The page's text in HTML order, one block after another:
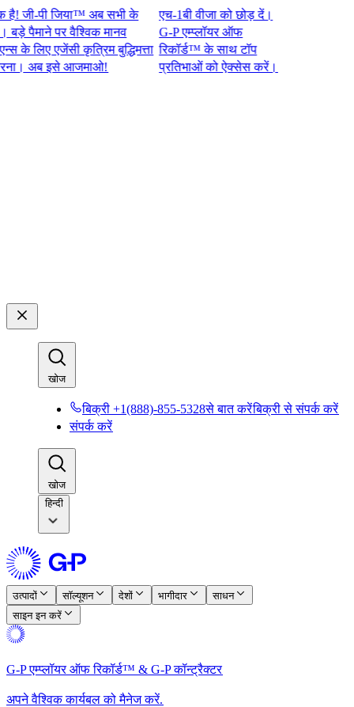
पी जिया™ अब सभी के
पर वैश्विक मानव
एजेंसी कृत्रिम बुद्धिमत्ता
अब इसे आजमाओ!​​
एच-1बी वीजा को छोड़ दें।
G-P एम्प्लॉयर ऑफ
रिकॉर्ड™ के साथ टॉप
प्रतिभाओं को ऐक्सेस करें।​​
खोज​​
बिक्री +1(888)-855-5328से बात करें​​बिक्री से संपर्क करें​​
संपर्क करें​​
खोज​​
हिन्दी
उत्पादों​​ सॉल्यूशन​​ देशों​​ भागीदार​​
साधन​​
साइन इन करें​​
G-P एम्प्लॉयर ऑफ रिकॉर्ड™ & G-P कॉन्ट्रैक्टर​​
अपने वैश्विक कार्यबल को मैनेज करें.​​